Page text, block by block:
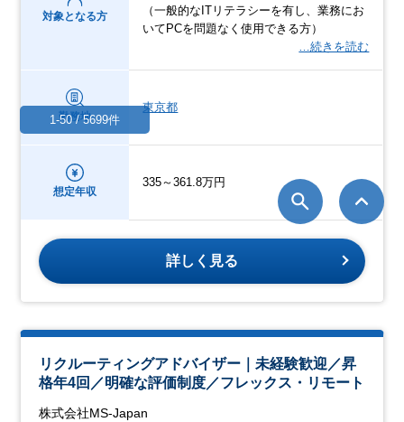
対象となる方
（一般的なITリテラシーを有し、業務にお
いてPCを問題なく使用できる方）
…続きを読む
勤務地
東京都
想定年収
335～361.8万円
詳しく見る
リクルーティングアドバイザー｜未経験歓迎／昇
格年4回／明確な評価制度／フレックス・リモート
株式会社MS-Japan
1-50 / 5699件